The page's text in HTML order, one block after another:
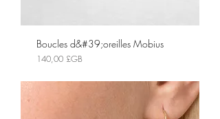
Boucles d&#39;oreilles Mobius
Prix
140,00 £GB